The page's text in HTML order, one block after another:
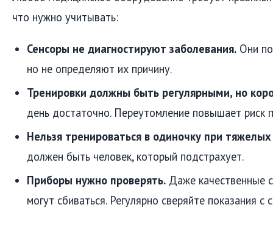
что нужно учитывать:
Сенсоры не диагностируют заболевания. Они
но не определяют их причину.
Тренировки должны быть регулярными, но
день достаточно. Переутомление повышает риск
Нельзя тренироваться в одиночку при
должен быть человек, который подстрахует.
Приборы нужно проверять. Даже качественные
могут сбиваться. Регулярно сверяйте показания с